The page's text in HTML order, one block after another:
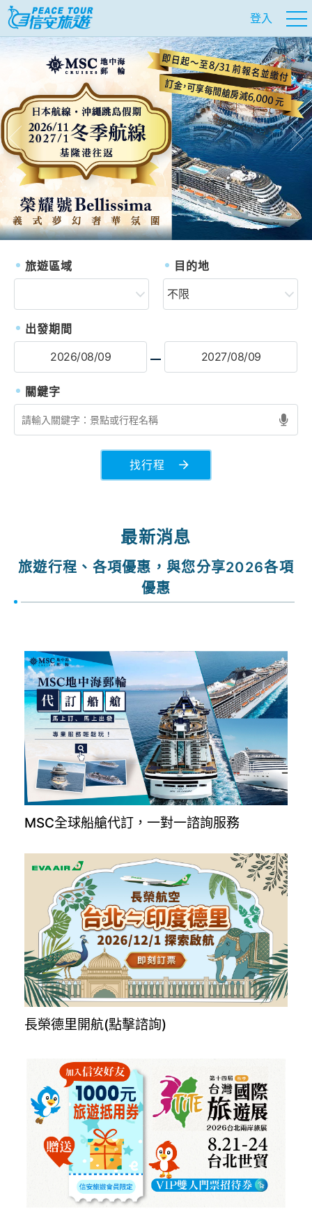
登入
往前 往
旅遊區域 目的地
出發期間
找行程
最新消息
旅遊行程、各項優惠，與您分享2026各項
優惠
MSC全球船艙代訂，一對一諮詢服務
長榮德里開航(點擊諮詢)